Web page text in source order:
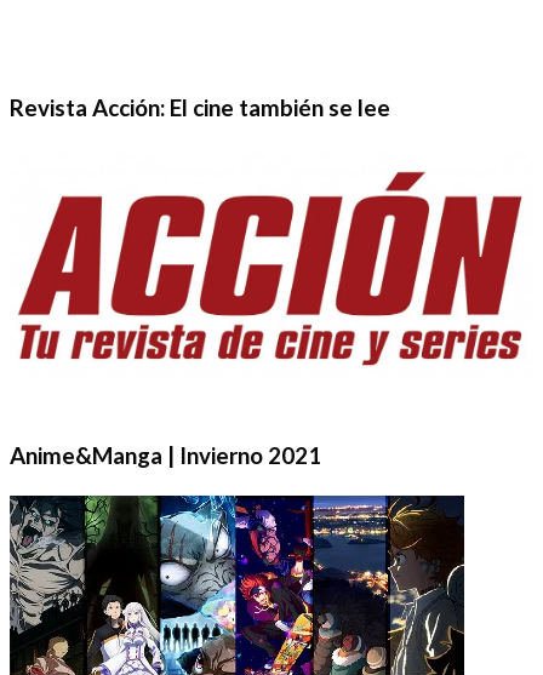
Revista Acción: El cine también se lee
Anime&Manga | Invierno 2021